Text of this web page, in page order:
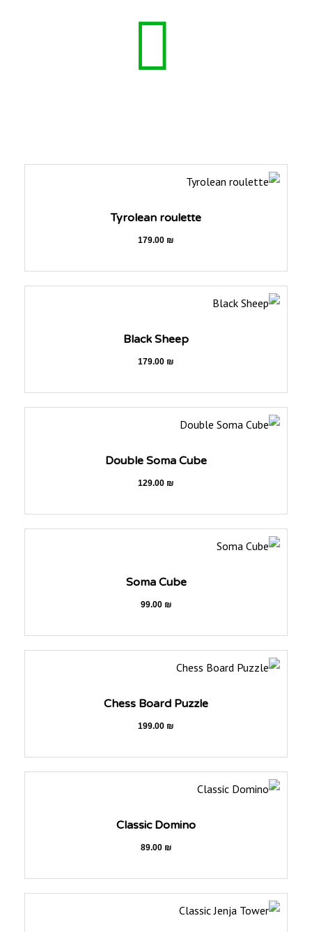
Tyrolean roulette
179.00₪
Black Sheep
179.00₪
Double Soma Cube
129.00₪
Soma Cube
99.00₪
Chess Board Puzzle
199.00₪
Classic Domino
89.00₪